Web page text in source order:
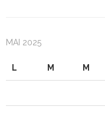
MAI 2025
L M M